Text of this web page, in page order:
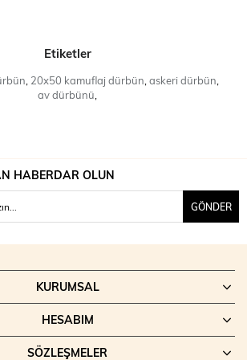
Etiketler
20x50 kamuflaj dürbün askeri dürbün
av dürbünü
HABERDAR OLUN
GÖNDER
KURUMSAL
HESABIM
SÖZLEŞMELER